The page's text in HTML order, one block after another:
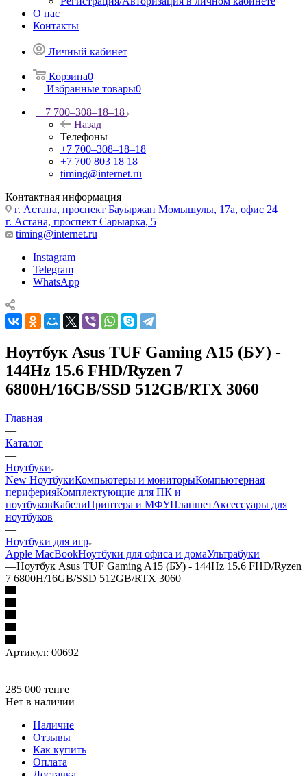
О нас
Контакты
Личный кабинет
Корзина0
Избранные товары0
+7 700‒308‒18‒18
Назад
Телефоны
+7 700‒308‒18‒18
+7 700 803 18 18
timing@internet.ru
Контактная информация
г. Астана, проспект Бауыржан Момышулы, 17а, офис 24
г. Астана, проспект Сарыарка, 5
timing@internet.ru
Instagram
Telegram
WhatsApp
Ноутбук Asus TUF Gaming A15 (БУ) -
144Hz 15.6 FHD/Ryzen 7
6800H/16GB/SSD 512GB/RTX 3060
Главная
—
Каталог
—
Ноутбуки
New НоутбукиКомпьютеры и мониторыКомпьютерная
периферияКомплектующие для ПК и
ноутбуковКабелиПринтера и МФУПланшетАксессуары для
ноутбуков
—
Ноутбуки для игр
Apple MacBookНоутбуки для офиса и домаУльтрабуки
—Ноутбук Asus TUF Gaming A15 (БУ) - 144Hz 15.6 FHD/Ryzen
7 6800H/16GB/SSD 512GB/RTX 3060
Артикул: 00692
285 000 тенге
Нет в наличии
Наличие
Отзывы
Как купить
Оплата